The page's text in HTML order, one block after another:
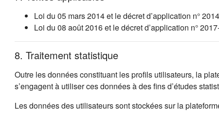
Loi du 05 mars 2014 et le décret d’application n°
Loi du 08 août 2016 et le décret d’application n°
8. Traitement statistique
Outre les données constituant les profils utilisateurs, la
s’engagent à utiliser ces données à des fins d’études
Les données des utilisateurs sont stockées sur la